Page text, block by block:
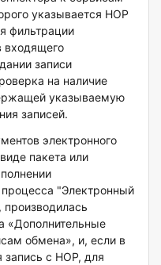
указывается НОР
фильтрации
входящего
записи
на наличие
указываемую
записей.
электронного
пакета или
"Электронный
«Дополнительные
обмена», и, если в
запись с НОР, для